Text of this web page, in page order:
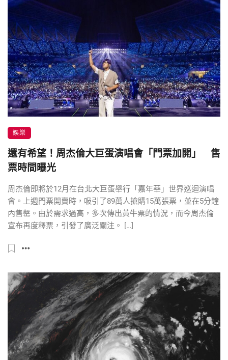
娛樂
還有希望！周杰倫大巨蛋演唱會「門票加開」 售
票時間曝光
周杰倫即將於12月在台北大巨蛋舉行「嘉年華」世界巡迴演唱
會。上週門票開賣時，吸引了89萬人搶購15萬張票，並在5分鐘
內售罄。由於需求過高，多次傳出黃牛票的情況，而今周杰倫
宣布再度釋票，引發了廣泛關注。 […]